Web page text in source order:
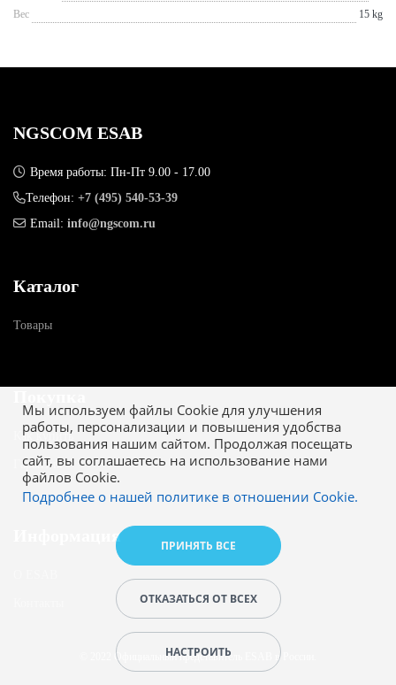
Вес
15 kg
Мы используем файлы Cookie для улучшения
работы, персонализации и повышения удобства
пользования нашим сайтом. Продолжая посещать
сайт, вы соглашаетесь на использование нами
файлов Cookie.
Подробнее о нашей политике в отношении Cookie.
ПРИНЯТЬ ВСЕ
ОТКАЗАТЬСЯ ОТ ВСЕХ
НАСТРОИТЬ
NGSCOM ESAB
Время работы: Пн-Пт 9.00 - 17.00
Телефон: +7 (495) 540-53-39
Email: info@ngscom.ru
Каталог
Товары
Как купить
Гарантия
Информация
© 2022 Официальный представитель ESAB в России.